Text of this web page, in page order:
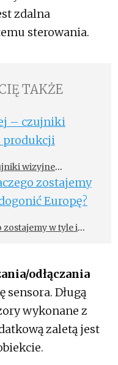
zdalna
sterowania.
TAKŻE
wizyjne
w tyle i
odłączania
Długą
wykonane z
zaletą jest